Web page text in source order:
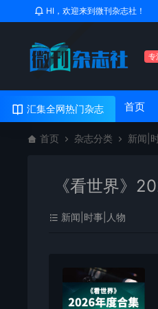
HI，欢迎来到微刊杂志社！
专
汇集全网热门杂志 首页
首页 杂志分类 新闻|
《看世界》
新闻|时事|人物